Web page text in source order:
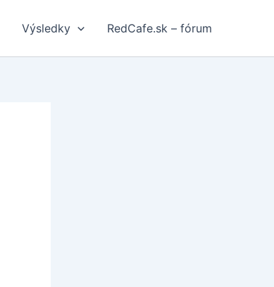
Výsledky RedCafe.sk – fórum